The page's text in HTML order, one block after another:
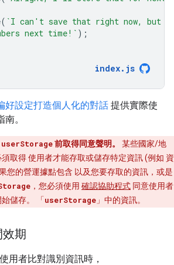
( `I can't save that right now, but
next time!` );
index. js
好設定打造個人化的對話 提供實際使
。
userStorage前取得同意聲明。
某些國家/地
取得 使用者才能存取或儲存特定資訊 (例如 資
您的營運據點包含 以及您要存取的資訊，或是
，您必須使用 確認協助程式 同意使用者
儲存。 「userStorage 」中的資訊。
期
用者比對識別資訊時，